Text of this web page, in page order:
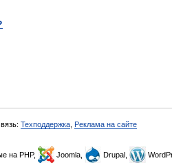
Техподдержка Реклама на сайте
на PHP, Joomla, Drupal,